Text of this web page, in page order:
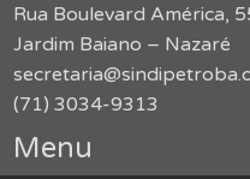
Rua Boulevard América,
Jardim Baiano – Nazaré
(71) 3034-9313
Menu